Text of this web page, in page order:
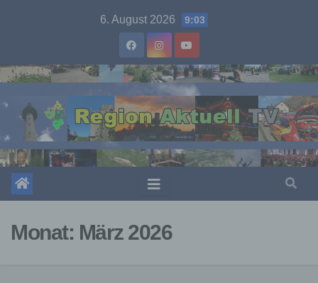
6. August 2026 9:03
Monat: März 2026